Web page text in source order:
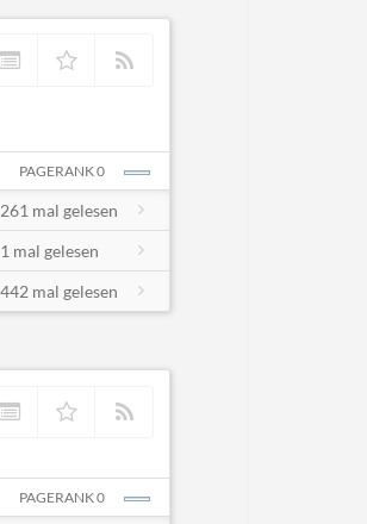
PAGERANK 0
261 mal gelesen
1 mal gelesen
442 mal gelesen
PAGERANK 0